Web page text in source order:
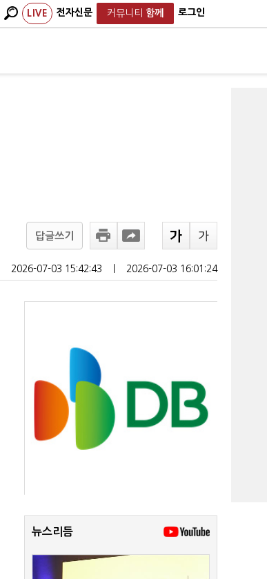
LIVE 전자신문 커뮤니티 함께 로그인
답글쓰기
2026-07-03 15:42:43 2026-07-03 16:01:24
뉴스리듬